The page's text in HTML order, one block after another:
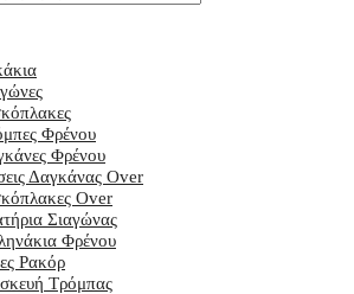
μου
Φρένου
Φρένου
Δαγκάνας Over
Over
Σιαγώνας
Φρένου
Ρακόρ
Τρόμπας